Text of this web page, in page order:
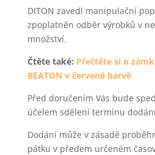
DITON zavedl manipulační
zpoplatněn odběr výrobků v
množství.
Čtěte také: Přečtěte si o
BEATON v červené barvě
Před doručením Vás bude
účelem sdělení termínu
Dodání může v zásadě
pátku v předem určeném